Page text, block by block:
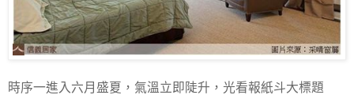
時序一進入六月盛夏，氣溫立即陡升，光看報紙斗大標題